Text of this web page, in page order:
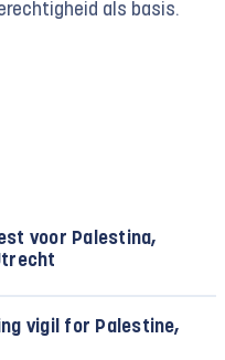
als basis.
voor Palestina,
vigil for Palestine,